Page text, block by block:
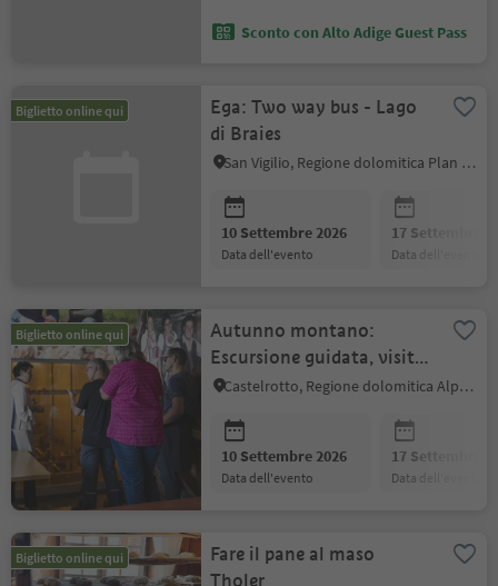
Sconto con Alto Adige Guest Pass
Biglietto online qui
Ega: Two way bus - Lago
di Braies
San Vigilio, Regione dolomitica Plan de Corones
10 Settembre 2026
data dell'evento
17 Settembre
data dell'evento
Biglietto online qui
Autunno montano:
Escursione guidata, visita
al maso a base di uova dal
Castelrotto, Regione dolomitica Alpe di Siusi
10 Settembre 2026
data dell'evento
17 Settembre
data dell'evento
Biglietto online qui
Fare il pane al maso
Tholer